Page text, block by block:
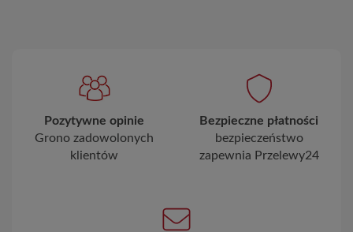
Pozytywne opinie
Grono zadowolonych
klientów
Bezpieczne płatności
bezpieczeństwo
zapewnia Przelewy24